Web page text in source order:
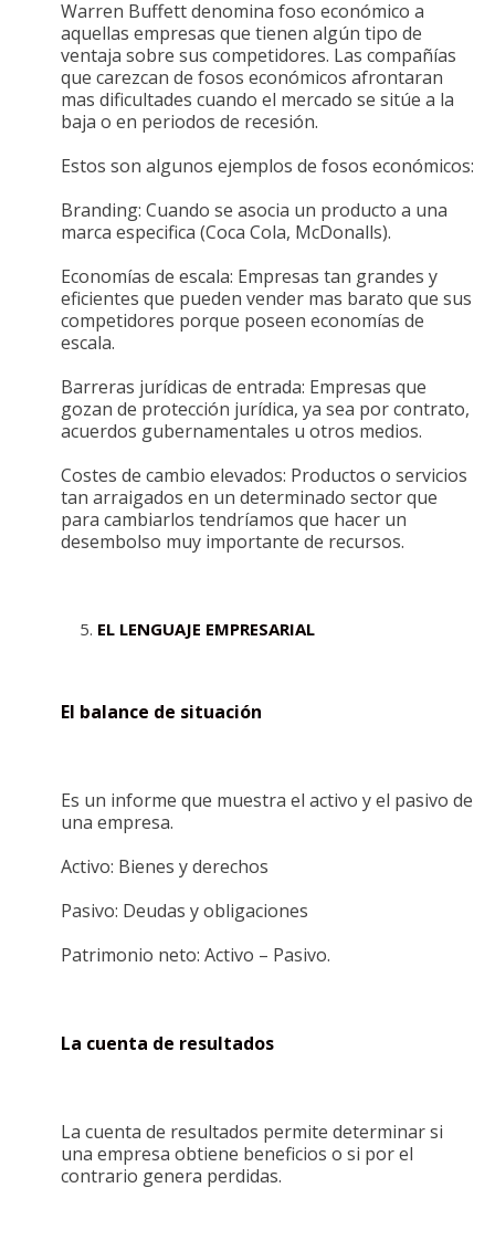
Warren Buffett denomina foso económico a
aquellas empresas que tienen algún tipo de
ventaja sobre sus competidores. Las compañías
que carezcan de fosos económicos afrontaran
mas dificultades cuando el mercado se sitúe a la
baja o en periodos de recesión.
Estos son algunos ejemplos de fosos económicos:
Branding: Cuando se asocia un producto a una
marca especifica (Coca Cola, McDonalls).
Economías de escala: Empresas tan grandes y
eficientes que pueden vender mas barato que sus
competidores porque poseen economías de
escala.
Barreras jurídicas de entrada: Empresas que
gozan de protección jurídica, ya sea por contrato,
acuerdos gubernamentales u otros medios.
Costes de cambio elevados: Productos o servicios
tan arraigados en un determinado sector que
para cambiarlos tendríamos que hacer un
desembolso muy importante de recursos.
EL LENGUAJE EMPRESARIAL
El balance de situación
Es un informe que muestra el activo y el pasivo de
una empresa.
Activo: Bienes y derechos
Pasivo: Deudas y obligaciones
Patrimonio neto: Activo – Pasivo.
La cuenta de resultados
La cuenta de resultados permite determinar si
una empresa obtiene beneficios o si por el
contrario genera perdidas.